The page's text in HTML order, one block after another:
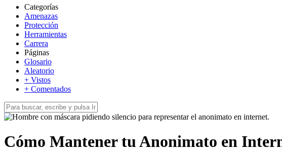
Categorías
Amenazas
Protección
Herramientas
Carrera
Páginas
Glosario
Aleatorio
+ Vistos
+ Comentados
Cómo Mantener tu Anonimato en